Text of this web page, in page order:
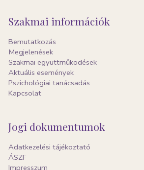
Szakmai információk
Bemutatkozás
Megjelenések
Szakmai együttműködések
Aktuális események
Pszichológiai tanácsadás
Kapcsolat
Jogi dokumentumok
Adatkezelési tájékoztató
ÁSZF
Impresszum